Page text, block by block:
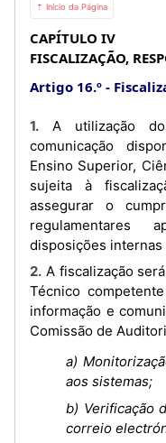
⇡ Início da Página
CAPÍTULO IV
FISCALIZAÇÃO,
Artigo 16.º
1. A utilização dos recursos de tecnologia e
comunicação
Ensino Superior,
sujeita à
assegurar o
regulamentares
disposições internas
2. A fiscalização será realizada pelo Serviço de Apoio
Técnico
informação e
Comissão de
a)
aos sistemas;
b) Verificação
correio